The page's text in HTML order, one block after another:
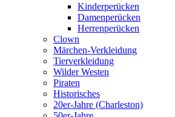
Kinderperücken
Damenperücken
Herrenperücken
Clown
Märchen-Verkleidung
Tierverkleidung
Wilder Westen
Piraten
Historisches
20er-Jahre (Charleston)